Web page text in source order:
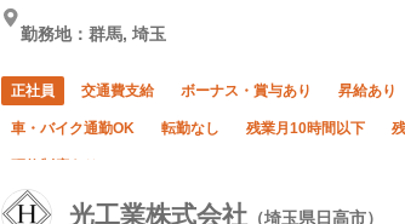
光工業株式会社 （埼玉県日高市）
勤務地：群馬, 埼玉
正社員 交通費支給 ボーナス・賞与あり 昇給あり
車・バイク通勤OK 転勤なし 残業月10時間以下